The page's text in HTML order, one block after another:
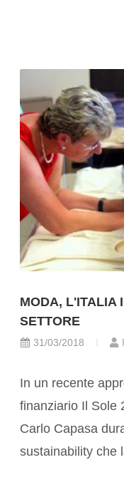
MODA, L'ITALIA
SETTORE
31/03/2018
In un recente
finanziario Il Sole
Carlo Capasa
sustainability che